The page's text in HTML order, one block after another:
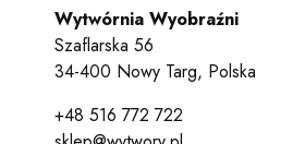
Wytwórnia Wyobraźni
Szaflarska 56
34-400 Nowy Targ, Polska
+48 516 772 722